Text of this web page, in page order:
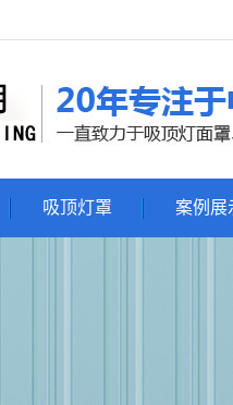
吸顶灯罩 案例展